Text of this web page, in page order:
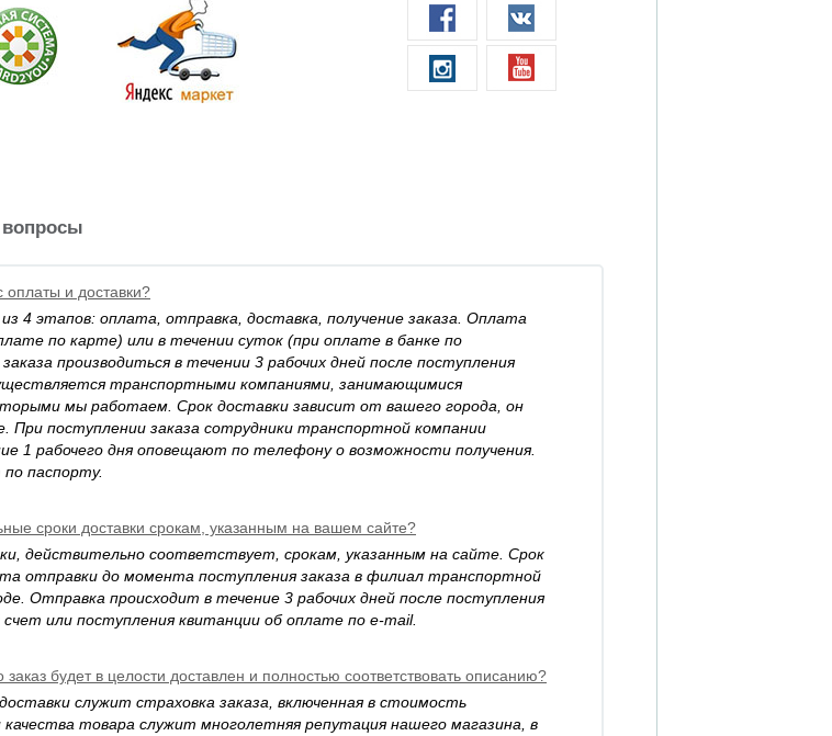
вопросы
оплаты и доставки?
4 этапов: оплата, отправка, доставка, получение заказа. Оплата
по карте) или в течении суток (при оплате в банке по
производиться в течении 3 рабочих дней после поступления
транспортными компаниями, занимающимися
мы работаем. Срок доставки зависит от вашего города, он
При поступлении заказа сотрудники транспортной компании
1 рабочего дня оповещают по телефону о возможности получения.
паспорту.
сроки доставки срокам, указанным на вашем сайте?
действительно соответствует, срокам, указанным на сайте. Срок
отправки до момента поступления заказа в филиал транспортной
Отправка происходит в течение 3 рабочих дней после поступления
или поступления квитанции об оплате по e-mail.
заказ будет в целости доставлен и полностью соответствовать описанию?
служит страховка заказа, включенная в стоимость
товара служит многолетняя репутация нашего магазина, в